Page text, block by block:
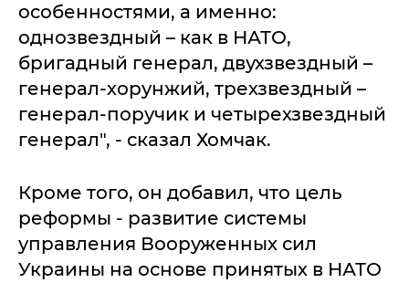
особенностями, а именно:
однозвездный – как в НАТО,
бригадный генерал, двухзвездный –
генерал-хорунжий, трехзвездный –
генерал-поручик и четырехзвездный
генерал", - сказал Хомчак.
Кроме того, он добавил, что цель
реформы - развитие системы
управления Вооруженных сил
Украины на основе принятых в НАТО